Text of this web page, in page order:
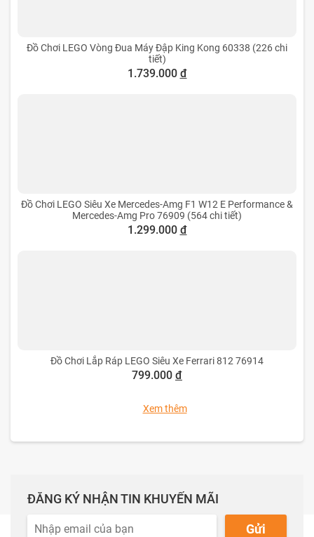
Đồ Chơi LEGO Vòng Đua Máy Đập King Kong 60338 (226 chi
tiết)
1.739.000 đ
Đồ Chơi LEGO Siêu Xe Mercedes-Amg F1 W12 E Performance &
Mercedes-Amg Pro 76909 (564 chi tiết)
1.299.000 đ
Đồ Chơi Lắp Ráp LEGO Siêu Xe Ferrari 812 76914
799.000 đ
Xem thêm
ĐĂNG KÝ NHẬN TIN KHUYẾN MÃI
Gửi